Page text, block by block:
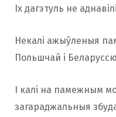
Іх дагэтуль не
Некалі ажыўленыя
Польшчай і
І калі на памежным
загараджальныя